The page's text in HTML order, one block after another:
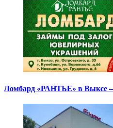
Ломбард «РАНТЬЕ» в Выксе